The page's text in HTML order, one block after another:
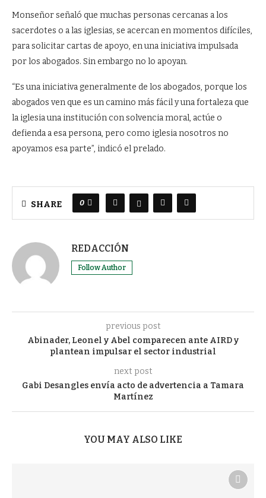
Monseñor señaló que muchas personas cercanas a los
sacerdotes o a las iglesias, se acercan en momentos difíciles,
para solicitar cartas de apoyo, en una iniciativa impulsada
por los abogados. Sin embargo no lo apoyan.
“Es una iniciativa generalmente de los abogados, porque los
abogados ven que es un camino más fácil y una fortaleza que
la iglesia una institución con solvencia moral, actúe o
defienda a esa persona, pero como iglesia nosotros no
apoyamos esa parte”, indicó el prelado.
SHARE 0
REDACCIÓN
Follow Author
previous post
Abinader, Leonel y Abel comparecen ante AIRD y
plantean impulsar el sector industrial
next post
Gabi Desangles envía acto de advertencia a Tamara
Martínez
YOU MAY ALSO LIKE